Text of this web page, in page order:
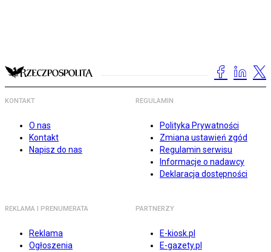
KONTAKT
O nas
Kontakt
Napisz do nas
REGULAMIN
Polityka Prywatności
Zmiana ustawień zgód
Regulamin serwisu
Informacje o nadawcy
Deklaracja dostępności
REKLAMA I PRENUMERATA
Reklama
Ogłoszenia
PARTNERZY
E-kiosk.pl
E-gazety.pl